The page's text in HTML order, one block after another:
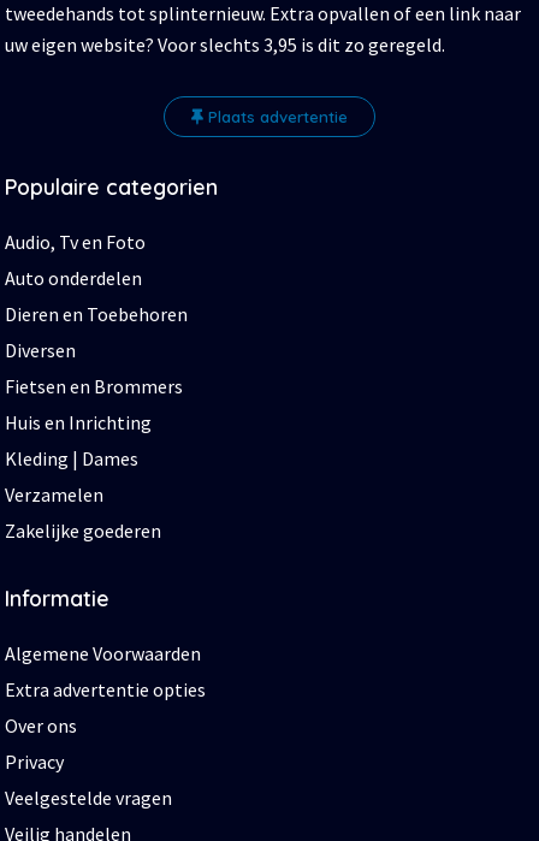
tweedehands tot splinternieuw. Extra opvallen of een link naar
uw eigen website? Voor slechts 3,95 is dit zo geregeld.
Plaats advertentie
Populaire categorien
Audio, Tv en Foto
Auto onderdelen
Dieren en Toebehoren
Diversen
Fietsen en Brommers
Huis en Inrichting
Kleding | Dames
Verzamelen
Zakelijke goederen
Informatie
Algemene Voorwaarden
Extra advertentie opties
Over ons
Privacy
Veelgestelde vragen
Veilig handelen